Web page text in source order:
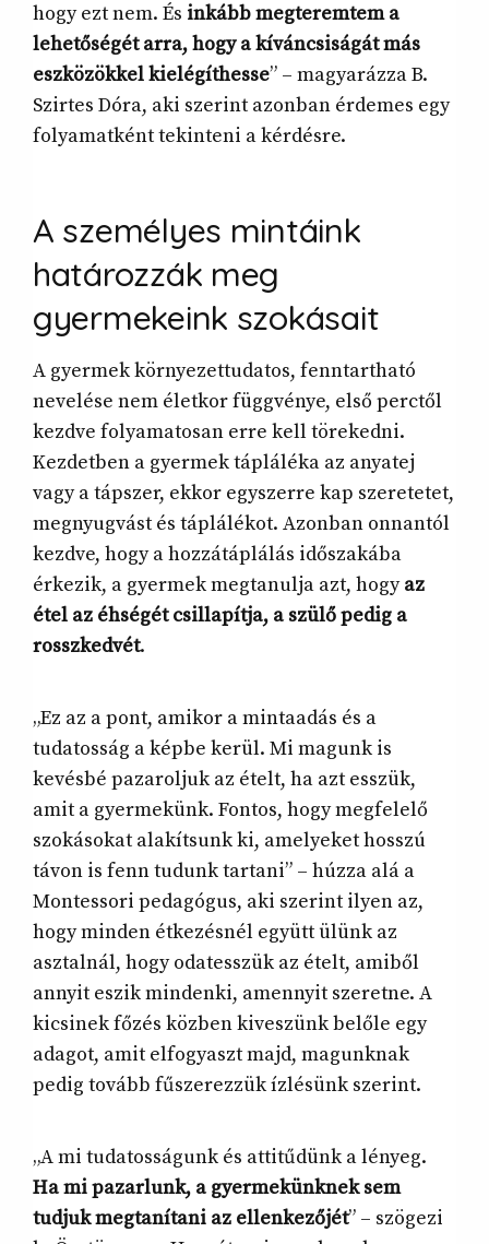
hogy ezt nem. És inkább megteremtem a
lehetőségét arra, hogy a kíváncsiságát más
eszközökkel kielégíthesse” – magyarázza B.
Szirtes Dóra, aki szerint azonban érdemes egy
folyamatként tekinteni a kérdésre.
A személyes mintáink
határozzák meg
gyermekeink szokásait
A gyermek környezettudatos, fenntartható
nevelése nem életkor függvénye, első perctől
kezdve folyamatosan erre kell törekedni.
Kezdetben a gyermek tápláléka az anyatej
vagy a tápszer, ekkor egyszerre kap szeretetet,
megnyugvást és táplálékot. Azonban onnantól
kezdve, hogy a hozzátáplálás időszakába
érkezik, a gyermek megtanulja azt, hogyaz
étel az éhségét csillapítja, a szülő pedig a
rosszkedvét.
„Ez az a pont, amikor a mintaadás és a
tudatosság a képbe kerül. Mi magunk is
kevésbé pazaroljuk az ételt, ha azt esszük,
amit a gyermekünk. Fontos, hogy megfelelő
szokásokat alakítsunk ki, amelyeket hosszú
távon is fenn tudunk tartani” – húzza alá a
Montessori pedagógus, aki szerint ilyen az,
hogy minden étkezésnél együtt ülünk az
asztalnál, hogy odatesszük az ételt, amiből
annyit eszik mindenki, amennyit szeretne. A
kicsinek főzés közben kiveszünk belőle egy
adagot, amit elfogyaszt majd, magunknak
pedig tovább fűszerezzük ízlésünk szerint.
„A mi tudatosságunk és attitűdünk a lényeg.
Ha mi pazarlunk, a gyermekünknek sem
tudjuk megtanítani az ellenkezőjét” – szögezi